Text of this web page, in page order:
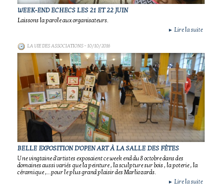
WEEK-END ECHECS LES 21 ET 22 JUIN
Laissons la parole aux organisateurs.
► Lire la suite
LA VIE DES ASSOCIATIONS- 10/10/2016
BELLE EXPOSITION D'OPEN ART À LA SALLE DES FÈTES
Une vingtaine d'artistes exposaient ce week end du 8 octobre dans des
domaines aussi variés que la peinture , la sculpture sur bois , la poterie , la
céramique ,...pour le plus grand plaisir des Marliozards.
► Lire la suite